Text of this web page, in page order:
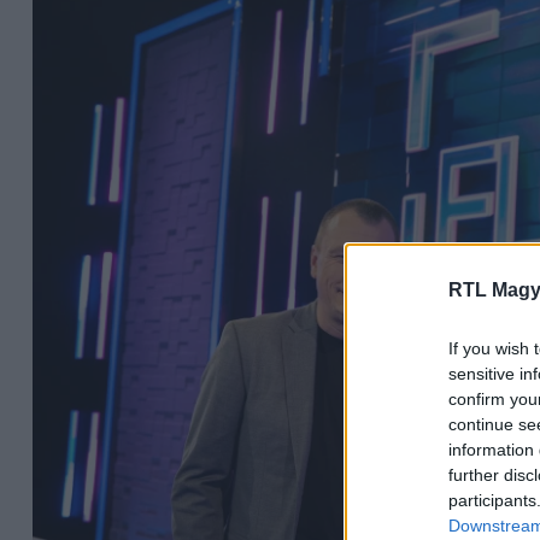
RTL
If you wish
sensitive
confirm
continue
information
further